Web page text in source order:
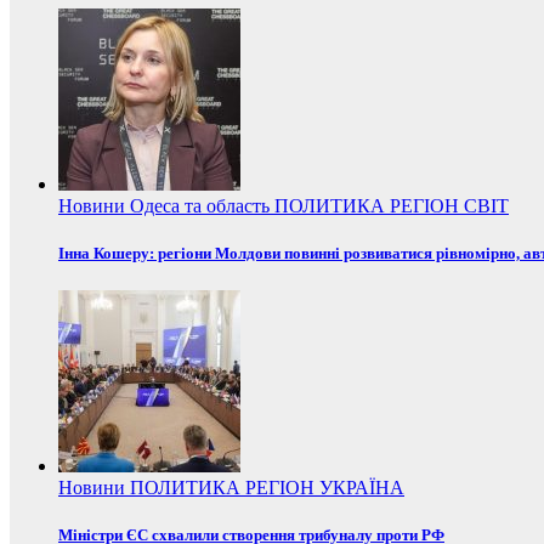
Новини Одеса та область ПОЛИТИКА РЕГІОН СВІТ
Інна Кошеру: регіони Молдови повинні розвиватися рівномірно,
Новини ПОЛИТИКА РЕГІОН УКРАЇНА
Міністри ЄС схвалили створення трибуналу проти РФ